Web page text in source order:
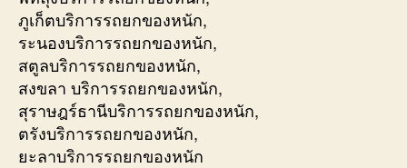
ภูเก็ตบริการรถยกของหนัก,
ระนองบริการรถยกของหนัก,
สตูลบริการรถยกของหนัก,
สงขลา บริการรถยกของหนัก,
สุราษฎร์ธานีบริการรถยกของหนัก,
ตรังบริการรถยกของหนัก,
ยะลาบริการรถยกของหนัก